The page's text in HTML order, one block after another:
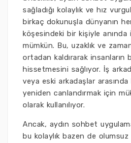
sağladığı kolaylık ve hız
birkaç dokunuşla dünyanın
köşesindeki bir kişiyle anında
mümkün. Bu, uzaklık ve
ortadan kaldırarak insanların
hissetmesini sağlıyor. İş
veya eski arkadaşlar arasında
yeniden canlandırmak için
olarak kullanılıyor.
Ancak, aydın sohbet
bu kolaylık bazen de